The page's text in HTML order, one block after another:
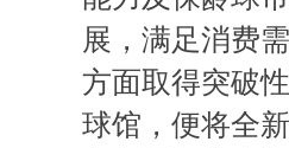
展，满足消费
方面取得突破
球馆，便将全